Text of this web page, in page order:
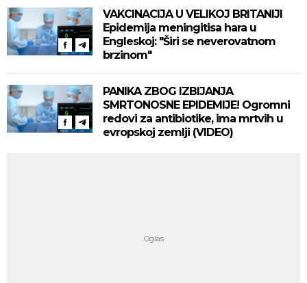
VAKCINACIJA U VELIKOJ BRITANIJI
Epidemija meningitisa hara u
Engleskoj: "Širi se neverovatnom
brzinom"
PANIKA ZBOG IZBIJANJA
SMRTONOSNE EPIDEMIJE! Ogromni
redovi za antibiotike, ima mrtvih u
evropskoj zemlji (VIDEO)